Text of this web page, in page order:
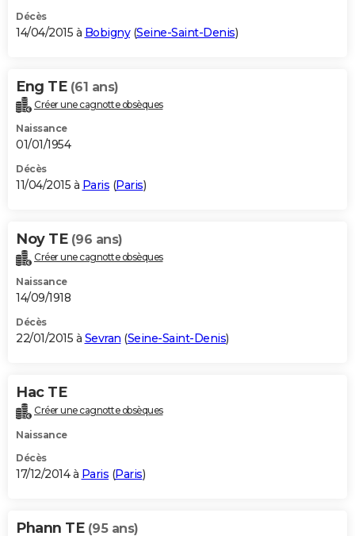
Décès
14/04/2015 à Bobigny(Seine-Saint-Denis)
Eng TE (61 ans)
Créer une cagnotte obsèques
Naissance
01/01/1954
Décès
11/04/2015 à Paris (Paris)
Noy TE (96 ans)
Créer une cagnotte obsèques
Naissance
14/09/1918
Décès
22/01/2015 à Sevran (Seine-Saint-Denis)
Hac TE
Créer une cagnotte obsèques
Naissance
Décès
17/12/2014 à Paris (Paris)
Phann TE (95 ans)